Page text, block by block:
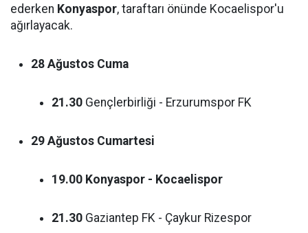
ederken Konyaspor, taraftarı önünde Kocaelispor'u
ağırlayacak.
28 Ağustos Cuma
21.30 Gençlerbirliği - Erzurumspor FK
29 Ağustos Cumartesi
19.00 Konyaspor - Kocaelispor
21.30 Gaziantep FK - Çaykur Rizespor